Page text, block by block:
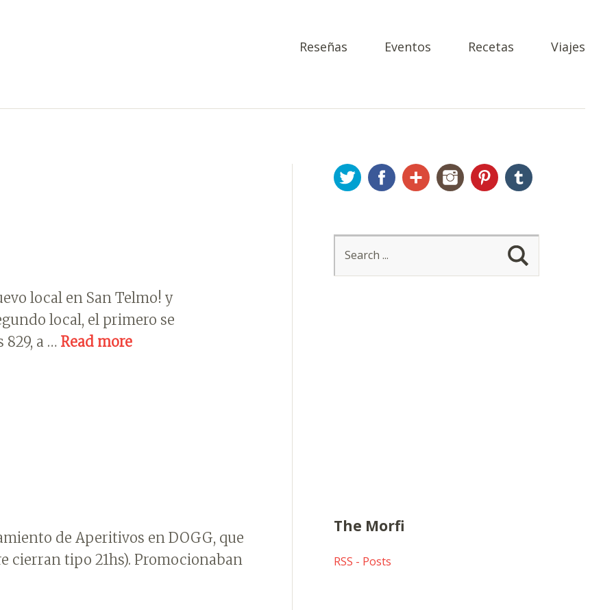
Reseñas Eventos Recetas Viajes
local en San Telmo! y
local, el primero se
a … Read more
de Aperitivos en DOGG, que
cierran tipo 21hs). Promocionaban
TwitterFacebookGoogle+InstagramPinterestTumblr
The Morfi
RSS - Posts